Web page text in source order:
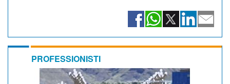
PROFESSIONISTI